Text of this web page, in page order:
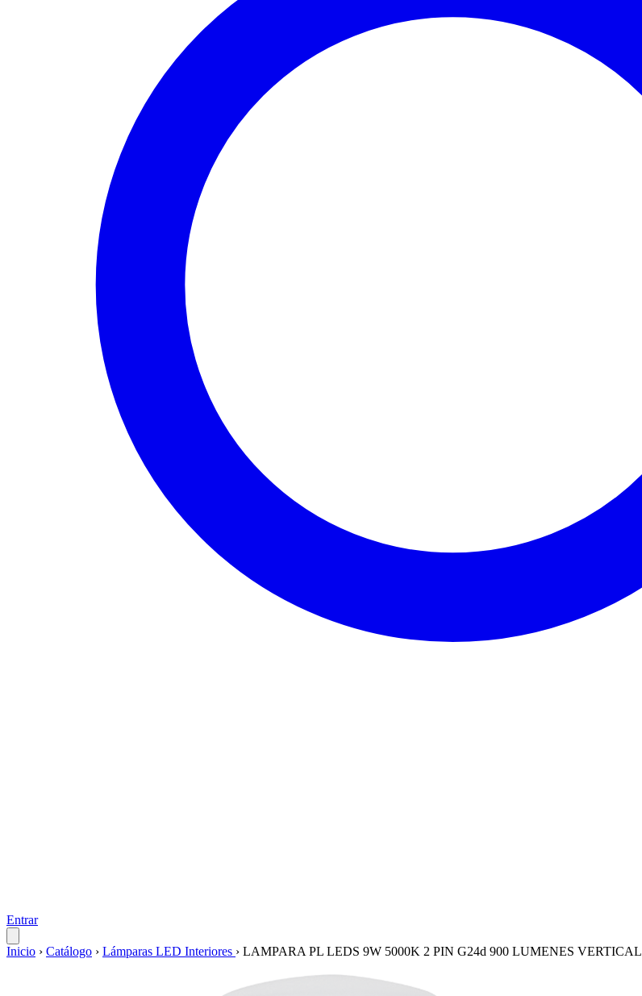
Entrar
Inicio › Catálogo › Lámparas LED Interiores › LAMPARA PL LEDS 9W 5000K 2 PIN G24d 900 LUMENES VERTICAL